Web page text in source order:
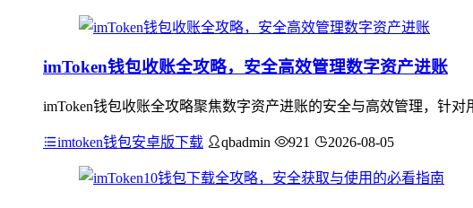
imToken钱包收账全攻略，安全高效管理数字资产进账
imToken钱包收账全攻略聚焦数字资产进账的安全与高效管理，针
imtoken钱包安卓版下载 qbadmin 921 2026-08-05